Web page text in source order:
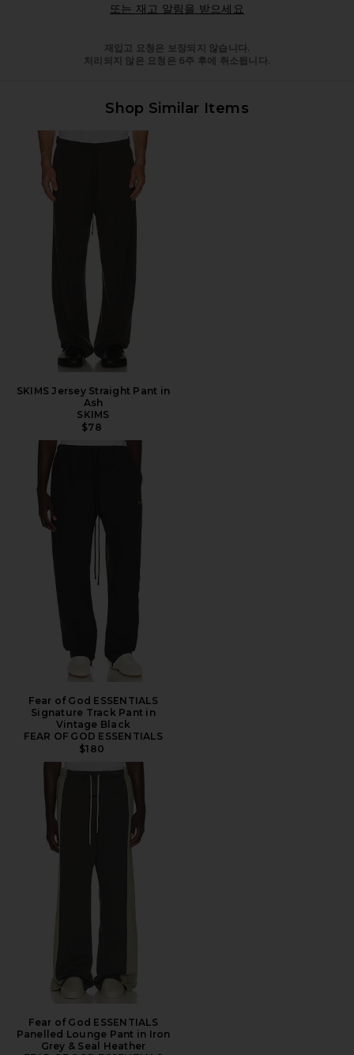
또는 재고 알림을 받으세요
재입고 요청은 보장되지 않습니다.
처리되지 않은 요청은 6주 후에 취소됩니다.
Shop Similar Items
SKIMS Jersey Straight Pant in
Ash
SKIMS
$78
Fear of God ESSENTIALS
Signature Track Pant in
Vintage Black
FEAR OF GOD ESSENTIALS
$180
Fear of God ESSENTIALS
Panelled Lounge Pant in Iron
Grey & Seal Heather